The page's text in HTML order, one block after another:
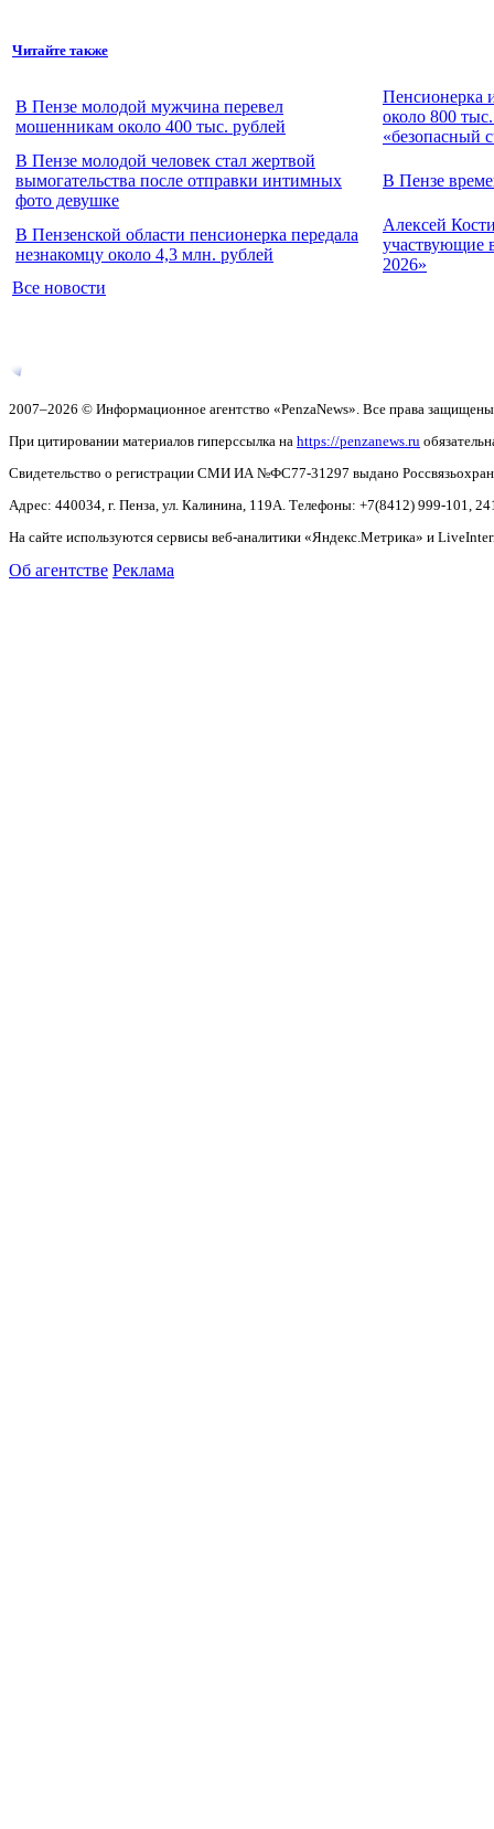
Читайте также
В Пензе молодой мужчина перевел
мошенникам около 400 тыс. рублей
Пенсионерка
около 800
«безопасный
В Пензе молодой человек стал жертвой
вымогательства после отправки интимных
фото девушке
В Пензе
В Пензенской области пенсионерка передала
незнакомцу около 4,3 млн. рублей
Алексей
участвующие
2026»
Все новости
2007–2026 © Информационное агентство «PenzaNews». Все права
При цитировании материалов гиперссылка на https://penzanews.ru
Свидетельство о регистрации СМИ ИА №ФС77-31297 выдано
Адрес: 440034, г. Пенза, ул. Калинина, 119А. Телефоны: +7(8412) 999-101,
На сайте используются сервисы веб-аналитики «Яндекс.Метрика» и
Об агентстве Реклама